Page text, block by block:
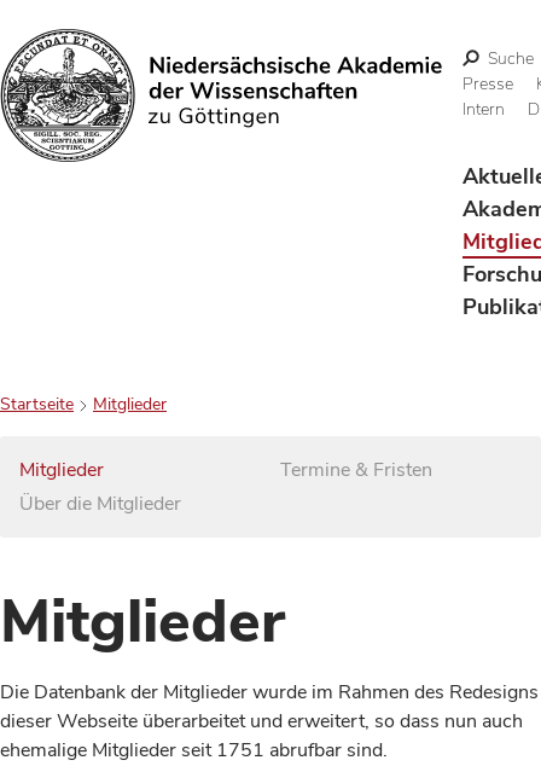
Suchen
Suche
Presse
Intern
Startseite Mitglieder
Mitglieder
Über die Mitglieder
Termine & Fristen
Mitglieder
Die Datenbank der Mitglieder wurde im Rahmen des Redesigns
dieser Webseite überarbeitet und erweitert, so dass nun auch
ehemalige Mitglieder seit 1751 abrufbar sind.